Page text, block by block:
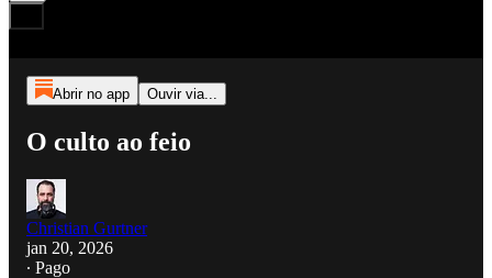
Abrir no app Ouvir via...
O culto ao feio
Christian Gurtner
jan 20, 2026
∙ Pago